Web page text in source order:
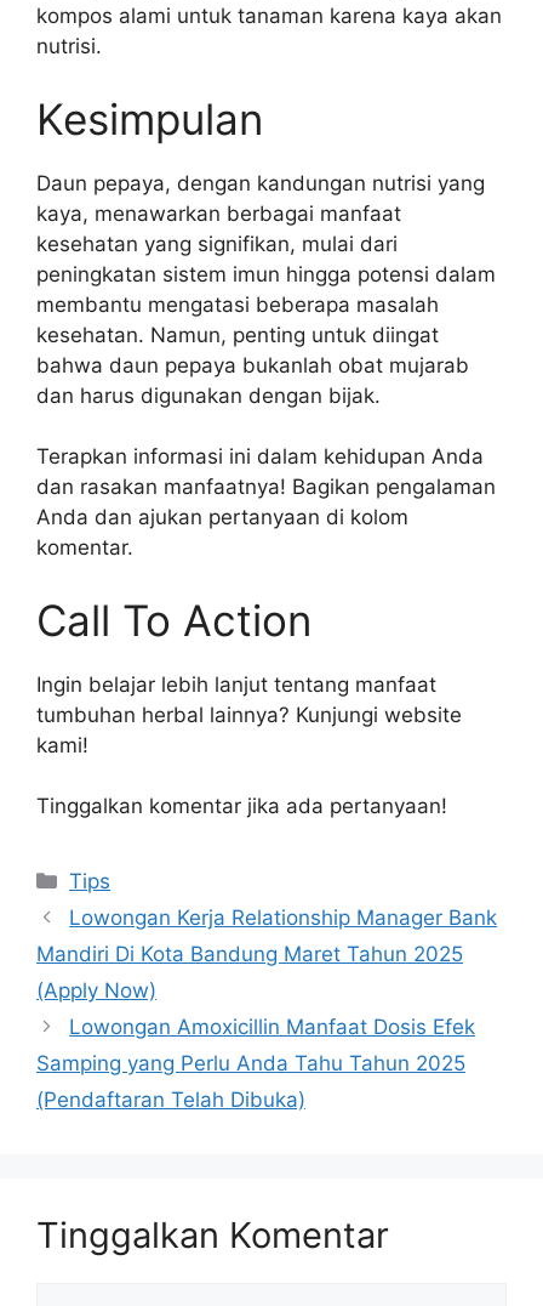
kompos alami untuk tanaman karena kaya akan
nutrisi.
Kesimpulan
Daun pepaya, dengan kandungan nutrisi yang
kaya, menawarkan berbagai manfaat
kesehatan yang signifikan, mulai dari
peningkatan sistem imun hingga potensi dalam
membantu mengatasi beberapa masalah
kesehatan. Namun, penting untuk diingat
bahwa daun pepaya bukanlah obat mujarab
dan harus digunakan dengan bijak.
Terapkan informasi ini dalam kehidupan Anda
dan rasakan manfaatnya! Bagikan pengalaman
Anda dan ajukan pertanyaan di kolom
komentar.
Call To Action
Ingin belajar lebih lanjut tentang manfaat
tumbuhan herbal lainnya? Kunjungi website
kami!
Tinggalkan komentar jika ada pertanyaan!
Kategori
Tips
Lowongan Kerja Relationship Manager Bank
Mandiri Di Kota Bandung Maret Tahun 2025
(Apply Now)
Lowongan Amoxicillin Manfaat Dosis Efek
Samping yang Perlu Anda Tahu Tahun 2025
(Pendaftaran Telah Dibuka)
Tinggalkan Komentar